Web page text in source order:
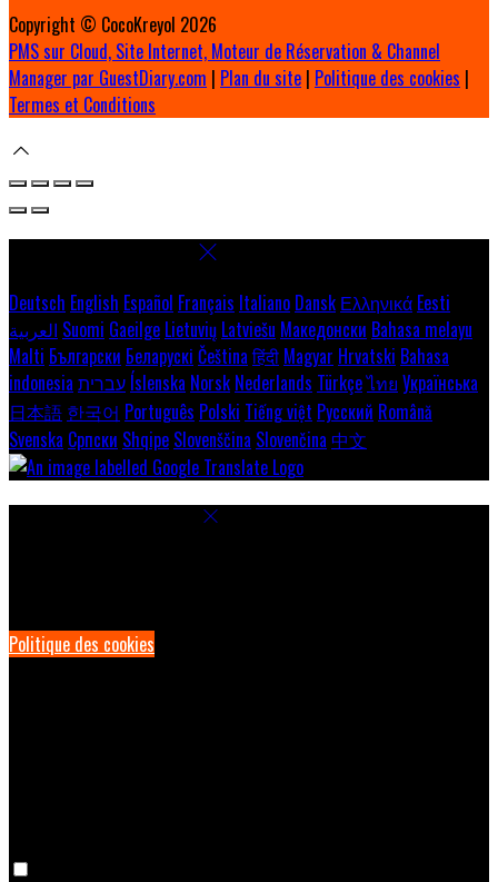
Copyright © CocoKreyol 2026
PMS sur Cloud, Site Internet, Moteur de Réservation & Channel
Manager par GuestDiary.com | Plan du site | Politique des cookies |
Termes et Conditions
Deutsch English Español Français Italiano Dansk Ελληνικά Eesti
العربية Suomi Gaeilge Lietuvių Latviešu Македонски Bahasa melayu
Malti Български Беларускі Čeština हिंदी Magyar Hrvatski Bahasa
indonesia עברית Íslenska Norsk Nederlands Türkçeไทย Українська
日本語 한국어 Português Polski Tiếng việt Русский Română
Svenska Српски Shqipe Slovenščina Slovenčina 中文
Politique des cookies